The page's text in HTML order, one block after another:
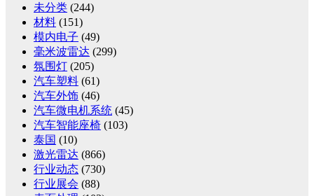
未分类 (244)
材料 (151)
模内电子 (49)
毫米波雷达 (299)
氛围灯 (205)
汽车塑料 (61)
汽车外饰 (46)
汽车微电机系统 (45)
汽车智能座椅 (103)
泰国 (10)
激光雷达 (866)
行业动态 (730)
行业展会 (88)